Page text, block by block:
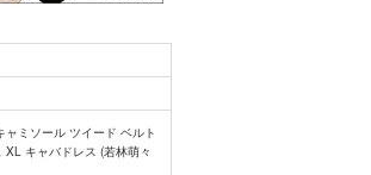
ミソール ツイード ベルト
キャバドレス (若林萌々